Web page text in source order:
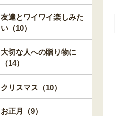
友達とワイワイ楽しみた
い（10）
大切な人への贈り物に
（14）
クリスマス（10）
お正月（9）